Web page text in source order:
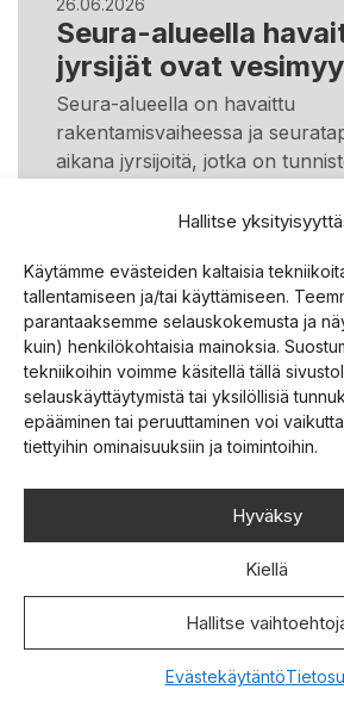
Hallitse
Käytämme evästeiden kaltaisia
tallentamiseen ja/tai käyttämiseen.
parantaaksemme selauskokemusta ja
kuin) henkilökohtaisia mainoksia.
tekniikoihin voimme käsitellä tällä
selauskäyttäytymistä tai yksilöllisiä
epääminen tai peruuttaminen voi
tiettyihin ominaisuuksiin ja toimintoihin.
Hyväksy
Kiellä
Hallitse
Evästekäytäntö
26.06.2026
Seura-alueella
jyrsijät ovat
Seura-alueella on havaittu
rakentamisvaiheessa ja
aikana jyrsijoitä, jotka on
päällikkölääkäri Mikko
Jatka lukemista >
24.06.2026
Welcome to Join
Services 2026 In
Online
Summer Services by the
largest spiritual event in the
Suviseurakenttä on